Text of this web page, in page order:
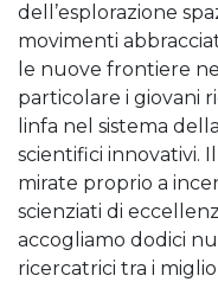
dell’esplorazione
movimenti
le nuove frontiere
particolare i giovani
linfa nel sistema
scientifici innovativi.
mirate proprio a
scienziati di
accogliamo dodici
ricercatrici tra i